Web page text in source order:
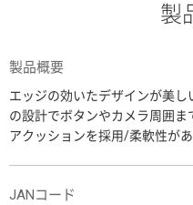
製
製品概要
エッジの効いたデザインが美
の設計でボタンやカメラ周囲
アクッションを採用/柔軟性が
JANコード